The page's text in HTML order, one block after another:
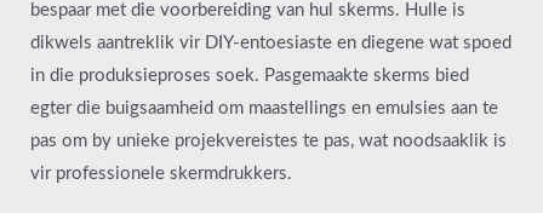
bespaar met die voorbereiding van hul skerms. Hulle is
dikwels aantreklik vir DIY-entoesiaste en diegene wat spoed
in die produksieproses soek. Pasgemaakte skerms bied
egter die buigsaamheid om maastellings en emulsies aan te
pas om by unieke projekvereistes te pas, wat noodsaaklik is
vir professionele skermdrukkers.